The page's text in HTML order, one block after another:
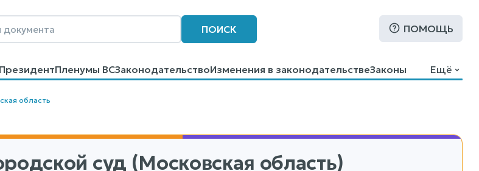
ПОИСК ПОМОЩЬ
ПрезидентПленумы ВСЗаконодательствоИзменения в законодательствеЗаконы
ПомощьПоиск
Ещё
область
суд (Московская область)